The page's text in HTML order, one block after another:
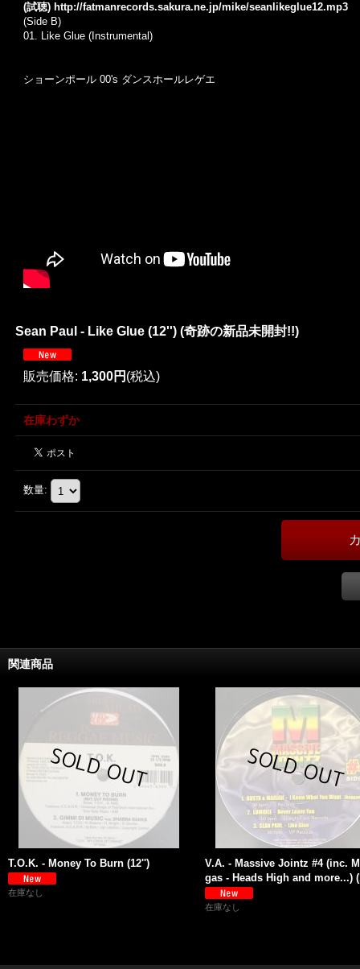
(試聴) http://fatmanrecords.sakura.ne.jp/mike/seanlikeglue12.mp3
(Side B)
01. Like Glue (Instrumental)
ショーンポール 00's ダンスホールレゲエ
Sean Paul - Like Glue (12'') (奇跡の新品未開封!!)
販売価格: 1,300円 (税込)
在庫わずか
数量:
関連商品
T.O.K. - Money To Burn (12'')
在庫なし
V.A. - Massive Jointz #4 (inc.
gas - Heads High and more...)
在庫なし